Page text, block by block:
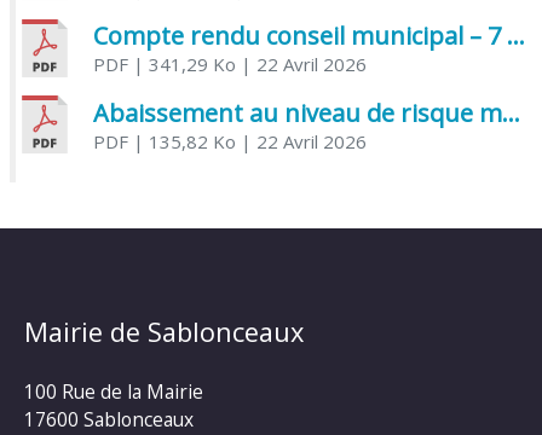
Compte rendu conseil municipal – 7 avril 2026
PDF| 341,29 Ko | 22 Avril 2026
Abaissement au niveau de risque modéré de l’Influenza aviaire
PDF| 135,82 Ko | 22 Avril 2026
Mairie de Sablonceaux
100 Rue de la Mairie
17600 Sablonceaux